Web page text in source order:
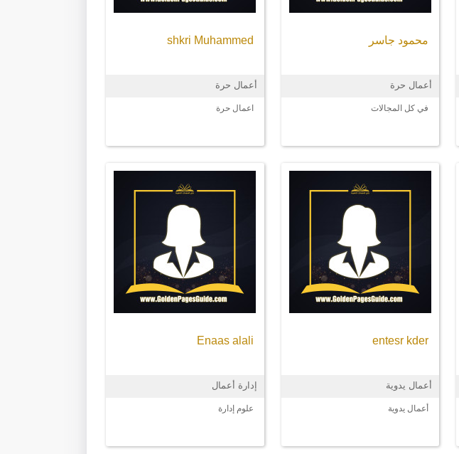
محمود جاسر
أعمال حرة
في كل المجالات
shkri Muhammed
أعمال حرة
اعمال حرة
entesr kder
أعمال يدوية
أعمال يدوية
Enaas alali
إدارة أعمال
علوم إدارة